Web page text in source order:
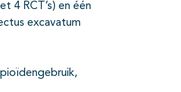
4 RCT’s) en één
excavatum